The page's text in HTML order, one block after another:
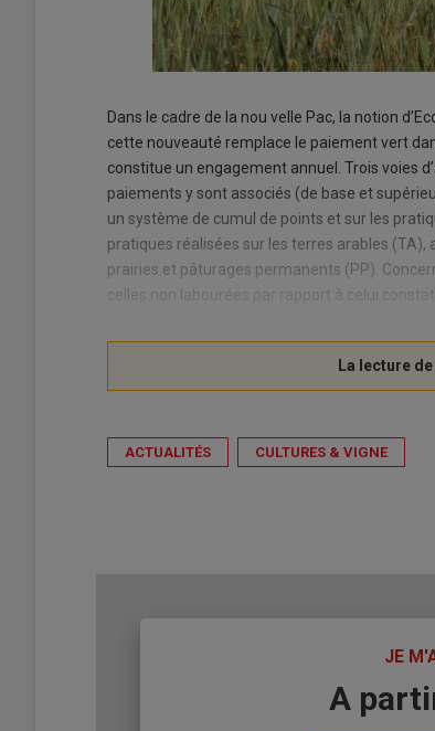
Dans le cadre de la nou velle Pac, la notion
cette nouveauté remplace le paiement vert
constitue un engagement annuel. Trois voies
paiements y sont associés (de base et
un système de cumul de points et sur les
pratiques réalisées sur les terres arables
prairies et pâturages permanents (PP).
celles non labourées par rapport à celui
ACTUALITÉS CULTURES & VIGNE
JE
A